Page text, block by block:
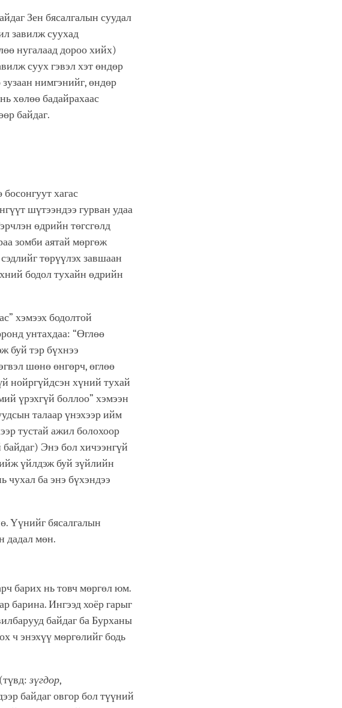
Зен бясалгалын суудал
завилж суухад
нугалаад дороо хийх)
суух гэвэл хэт өндөр
нимгэнийг, өндөр
хөлөө бадайрахаас
байдаг.
хагас
шүтээндээ гурван удаа
өдрийн төгсгөлд
зомби аятай мөргөж
төрүүлэх завшаан
бодол тухайн өдрийн
хэмээх бодолтой
унтахдаа: “Өглөө
буй тэр бүхнээ
шөнө өнгөрч, өглөө
нойргүйдсэн хүний тухай
үрэхгүй боллоо” хэмээн
талаар үнэхээр ийм
тустай ажил болохоор
байдаг) Энэ бол хичээнгүй
үйлдэж буй зүйлийн
чухал ба энэ бүхэндээ
Үүнийг бясалгалын
дадал мөн.
барих нь товч мөргөл юм.
барина. Ингээд хоёр гарыг
байдаг ба Бурханы
ч энэхүү мөргөлийг бодь
зүгдор,
байдаг овгор бол түүний